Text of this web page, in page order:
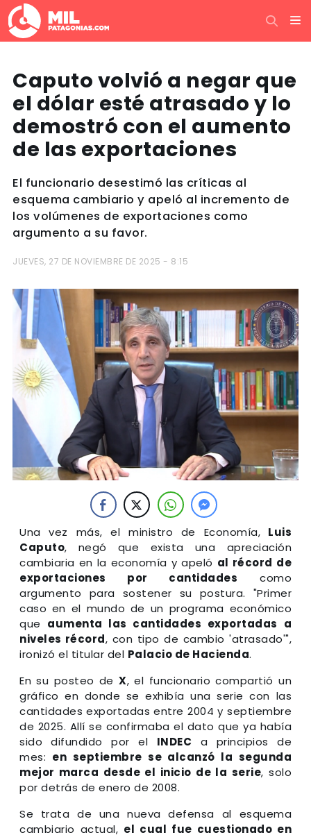
Caputo volvió a negar que
el dólar esté atrasado y lo
demostró con el aumento
de las exportaciones
El funcionario desestimó las críticas al
esquema cambiario y apeló al incremento de
los volúmenes de exportaciones como
argumento a su favor.
JUEVES, 27 DE NOVIEMBRE DE 2025 - 8:15
Una vez más, el ministro de Economía, Luis
Caputo, negó que exista una apreciación
cambiaria en la economía y apeló al récord de
exportaciones por cantidades como
argumento para sostener su postura. "Primer
caso en el mundo de un programa económico
que aumenta las cantidades exportadas a
niveles récord, con tipo de cambio 'atrasado'",
ironizó el titular del Palacio de Hacienda.
En su posteo de X, el funcionario compartió un
gráfico en donde se exhibía una serie con las
cantidades exportadas entre 2004 y septiembre
de 2025. Allí se confirmaba el dato que ya había
sido difundido por el INDEC a principios de
mes: en septiembre se alcanzó la segunda
mejor marca desde el inicio de la serie, solo
por detrás de enero de 2008.
Se trata de una nueva defensa al esquema
cambiario actual, el cual fue cuestionado en